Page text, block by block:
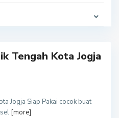
Tengah Kota Jogja
Jogja Siap Pakai cocok buat
[more]